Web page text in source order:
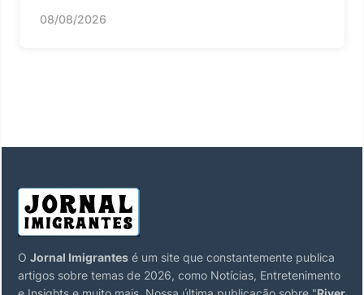
08/08/2026
O Jornal Imigrantes é um site que constantemente publica
artigos sobre temas de 2026, como Notícias, Entretenimento